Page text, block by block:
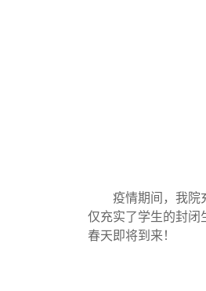
疫情期间，我院
仅充实了学生的封闭
春天即将到来！